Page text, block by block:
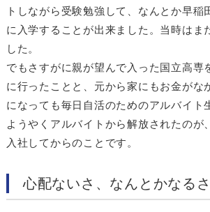
トしながら受験勉強して、なんとか早稲
に入学することが出来ました。当時はま
した。
でもさすがに親が望んで入った国立高専
に行ったことと、元から家にもお金がな
になっても毎日自活のためのアルバイト
ようやくアルバイトから解放されたのが
入社してからのことです。
心配ないさ、なんとかなるさ